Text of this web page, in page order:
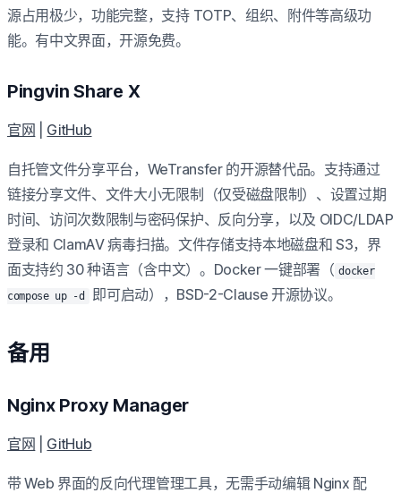
源占用极少，功能完整，支持 TOTP、组织、附件等高级功
能。有中文界面，开源免费。
Pingvin Share X
官网 GitHub
自托管文件分享平台，WeTransfer 的开源替代品。支持通过
链接分享文件、文件大小无限制（仅受磁盘限制）、设置过期
时间、访问次数限制与密码保护、反向分享，以及 OIDC/LDAP
登录和 ClamAV 病毒扫描。文件存储支持本地磁盘和 S3，界
面支持约 30 种语言（含中文）。Docker 一键部署（ docker
compose up -d
即可启动），BSD-2-Clause 开源协议。
备用
Nginx Proxy Manager
官网 GitHub
带 Web 界面的反向代理管理工具，无需手动编辑 Nginx 配